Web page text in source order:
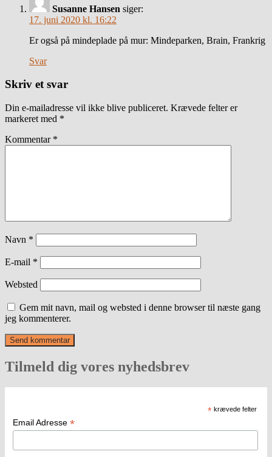
Susanne Hansen siger:
17. juni 2020 kl. 16:22
Er også på mindeplade på mur: Mindeparken, Brain, Frankrig
Svar
Skriv et svar
Din e-mailadresse vil ikke blive publiceret. Krævede felter er
markeret med *
Kommentar *
Navn *
E-mail *
Websted
Gem mit navn, mail og websted i denne browser til næste gang
jeg kommenterer.
Tilmeld dig vores nyhedsbrev
* krævede felter
Email Adresse *